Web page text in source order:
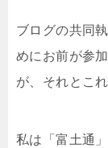
ブログの共同
めにお前が参
が、それとこ
私は「富土通